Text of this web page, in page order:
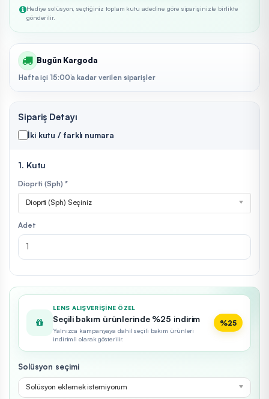
Hediye solüsyon, seçtiğiniz toplam kutu adedine göre siparişinizle birlikte
gönderilir.
Bugün Kargoda
Hafta içi 15:00’a kadar verilen siparişler
Sipariş Detayı
İki kutu / farklı numara
1. Kutu
Dioprti (Sph) *
Dioprti (Sph) Seçiniz
Adet
LENS ALIŞVERIŞINE ÖZEL
Seçili bakım ürünlerinde %25 indirim
Yalnızca kampanyaya dahil seçili bakım ürünleri
indirimli olarak gösterilir.
%25
Solüsyon seçimi
Solüsyon eklemek istemiyorum